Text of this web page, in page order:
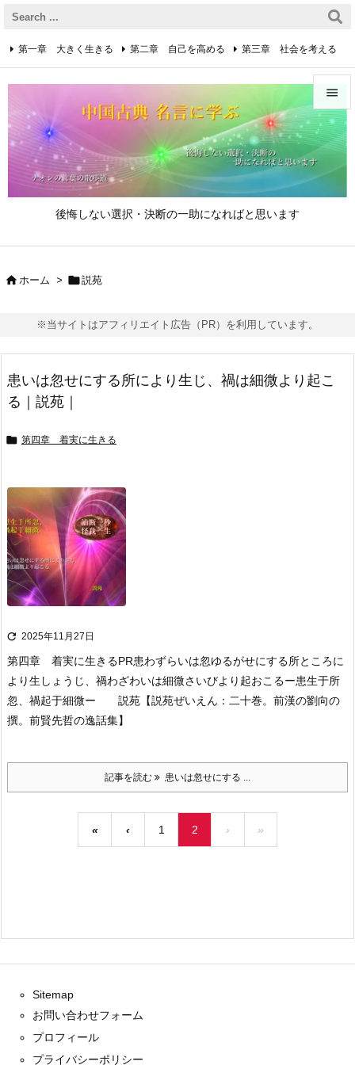
後悔しない選択・決断の一助になればと思います


メニュ

第一章 大きく生きる 第二章 自己を高める 第三章 社会を考える
第四章 着実に生きる 第五章 逆境を乗り越えるための心得
第六章 成功の心得 第七章 人と接するための心得
第八章 リーダーの心得
 ホーム > 説苑
※当サイトはアフィリエイト広告（PR）を利用しています。
患いは忽せにする所により生じ、禍は細微より起こ
る｜説苑｜
 第四章 着実に生きる
 2025年11月27日
第四章 着実に生きるPR患わずらいは忽ゆるがせにする所ところに
より生しょうじ、禍わざわいは細微さいびより起おこるー患生于所
忽、禍起于細微ー 説苑 【説苑ぜいえん：二十巻。前漢の劉向の
撰。前賢先哲の逸話集】
記事を読む 患いは忽せにする ...
« ‹ 1 2 › »
Sitemap
お問い合わせフォーム
プロフィール
プライバシーポリシー